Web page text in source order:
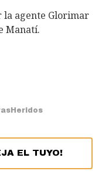
la agente Glorimar
Manatí.
Heridos
EL TUYO!